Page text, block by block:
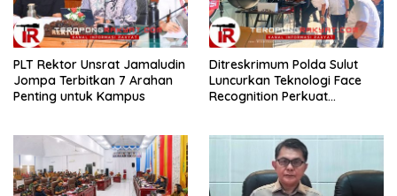
​PLT Rektor Unsrat Jamaludin
Jompa Terbitkan 7 Arahan
Penting untuk Kampus
Ditreskrimum Polda Sulut
Luncurkan Teknologi Face
Recognition Perkuat
di TIFF Tomohon 2026